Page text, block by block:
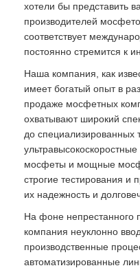
хотели бы представить
производителей
соответствует
постоянно стремится к
Наша компания, как
имеет богатый опыт в
продаже мосфетных
охватывают широкий
до специализированных
мосфеты и мощные
строгие тестирования и
их надежность и
На фоне непрестанного
компания неуклонно
производственные
автоматизированные